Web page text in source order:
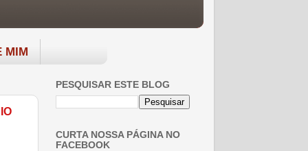
MIM
PESQUISAR ESTE BLOG
CURTA NOSSA PÁGINA NO
FACEBOOK